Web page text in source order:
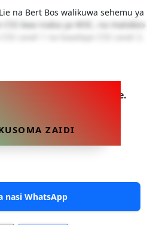
na Bert Bos walikuwa sehemu ya
kwa niaba ya W3C, na matokeo
Level 1 na baadaye CSS Level 2.
kusoma makala hii yote.
ZAIDI
nasi WhatsApp